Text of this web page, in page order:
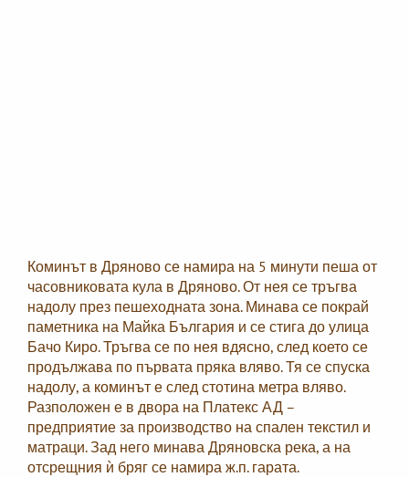
Коминът в Дряново се намира на 5 минути пеша от
часовниковата кула в Дряново. От нея се тръгва
надолу през пешеходната зона. Минава се покрай
паметника на Майка България и се стига до улица
Бачо Киро. Тръгва се по нея вдясно, след което се
продължава по първата пряка вляво. Тя се спуска
надолу, а коминът е след стотина метра вляво.
Разположен е в двора на Платекс АД –
предприятие за производство на спален текстил и
матраци. Зад него минава Дряновска река, а на
отсрещния ѝ бряг се намира ж.п. гарата.